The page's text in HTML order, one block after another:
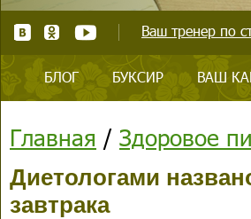
Ваш тренер по
БЛОГ БУКСИР ВАШ
Главная / Здоровое
Диетологами
завтрака